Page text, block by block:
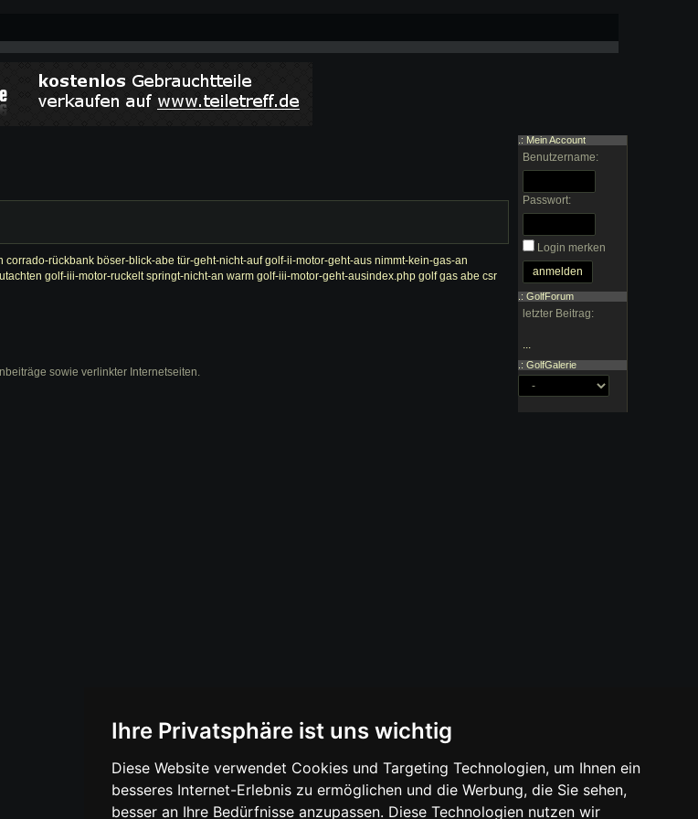
Ihre Privatsphäre ist uns wichtig
Diese Website verwendet Cookies und Targeting Technologien, um Ihnen ein
besseres Internet-Erlebnis zu ermöglichen und die Werbung, die Sie sehen,
besser an Ihre Bedürfnisse anzupassen. Diese Technologien nutzen wir
corrado-rückbank böser-blick-abe tür-geht-nicht-auf golf-ii-motor-geht-aus nimmt-kein-gas-an
golf-iii-motor-ruckelt springt-nicht-an warm golf-iii-motor-geht-ausindex.php golf gas abe csr
.: Mein Account
Benutzername:
Passwort:
Login merken
.: GolfForum
letzter Beitrag:
.: GolfGalerie
sowie verlinkter Internetseiten.